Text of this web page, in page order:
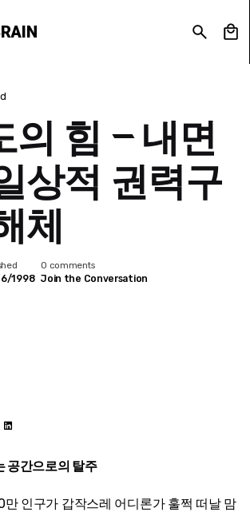
의 힘 – 내면
상적 권력구
체
1998
0 comments
Join the Conversation
공간으로의 탈주
만 인구가 갑작스레 어디론가 훌쩍 떠날 맘